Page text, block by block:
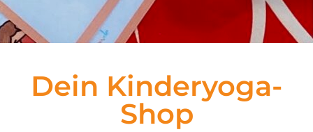
Dein Kinderyoga-
Shop